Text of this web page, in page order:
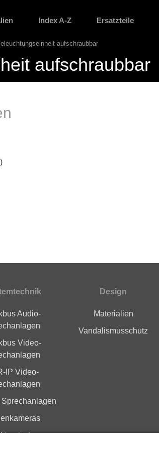
Index A-Z Ersatzteile
aufschraubbar
aufschraubbar
Audio-
Video-
IP Video-
Design
Materialien
Vandalismusschutz